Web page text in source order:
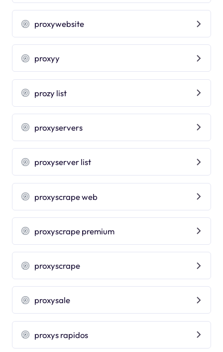
proxywebsite
proxyy
prozy list
proxyservers
proxyserver list
proxyscrape web
proxyscrape premium
proxyscrape
proxysale
proxys rapidos